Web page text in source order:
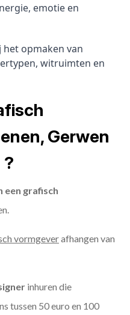
emotie en
het opmaken van
witruimten en
Gerwen
een grafisch
vormgeverafhangen van
inhuren die
tussen 50 euro en 100